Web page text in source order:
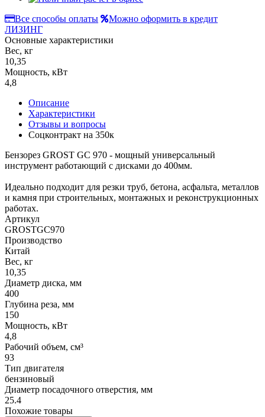
Все способы оплаты
Можно оформить в кредит
ЛИЗИНГ
Основные характеристики
Вес, кг
10,35
Мощность, кВт
4,8
Описание
Характеристики
Отзывы и вопросы
Соцконтракт на 350к
Бензорез GROST GC 970 - мощный универсальный
инструмент работающий с дисками до 400мм.
Идеально подходит для резки труб, бетона, асфальта, металлов
и камня при строительных, монтажных и реконструкционных
работах.
Артикул
GROSTGC970
Производство
Китай
Вес, кг
10,35
Диаметр диска, мм
400
Глубина реза, мм
150
Мощность, кВт
4,8
Рабочий объем, см³
93
Тип двигателя
бензиновый
Диаметр посадочного отверстия, мм
25.4
Похожие товары